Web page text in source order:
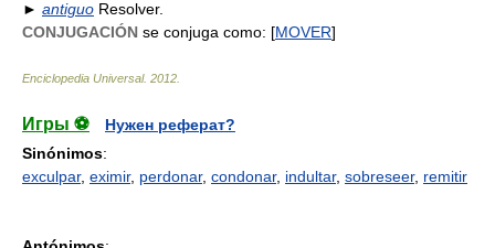
► antiguo Resolver.
CONJUGACIÓN se conjuga como: [MOVER]
Enciclopedia Universal. 2012
Игры ⚽
Нужен реферат?
Sinónimos:
exculpar, eximir, perdonar, condonar, indultar, sobreseer, remitir